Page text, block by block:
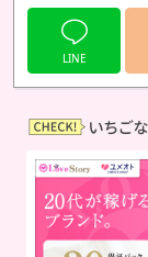
LINE